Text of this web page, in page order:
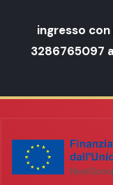
ingresso
3286765097